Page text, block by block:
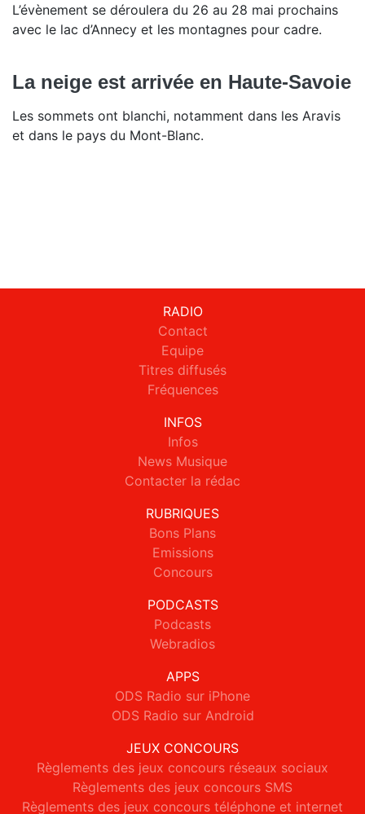
L’évènement se déroulera du 26 au 28 mai prochains
avec le lac d’Annecy et les montagnes pour cadre.
La neige est arrivée en Haute-Savoie
Les sommets ont blanchi, notamment dans les Aravis
et dans le pays du Mont-Blanc.
RADIO
Contact
Equipe
Titres diffusés
Fréquences
INFOS
Infos
News Musique
Contacter la rédac
RUBRIQUES
Bons Plans
Emissions
Concours
PODCASTS
Podcasts
Webradios
APPS
ODS Radio sur iPhone
ODS Radio sur Android
JEUX CONCOURS
Règlements des jeux concours réseaux sociaux
Règlements des jeux concours SMS
Règlements des jeux concours téléphone et internet